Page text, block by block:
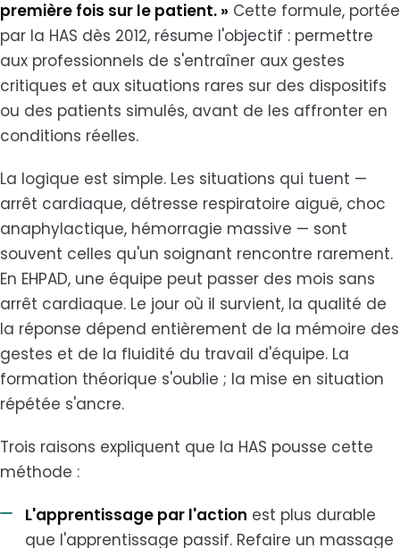
première fois sur le patient. » Cette formule, portée
par la HAS dès 2012, résume l'objectif : permettre
aux professionnels de s'entraîner aux gestes
critiques et aux situations rares sur des dispositifs
ou des patients simulés, avant de les affronter en
conditions réelles.
La logique est simple. Les situations qui tuent —
arrêt cardiaque, détresse respiratoire aiguë, choc
anaphylactique, hémorragie massive — sont
souvent celles qu'un soignant rencontre rarement.
En EHPAD, une équipe peut passer des mois sans
arrêt cardiaque. Le jour où il survient, la qualité de
la réponse dépend entièrement de la mémoire des
gestes et de la fluidité du travail d'équipe. La
formation théorique s'oublie ; la mise en situation
répétée s'ancre.
Trois raisons expliquent que la HAS pousse cette
méthode :
L'apprentissage par l'action est plus durable
que l'apprentissage passif. Refaire un massage